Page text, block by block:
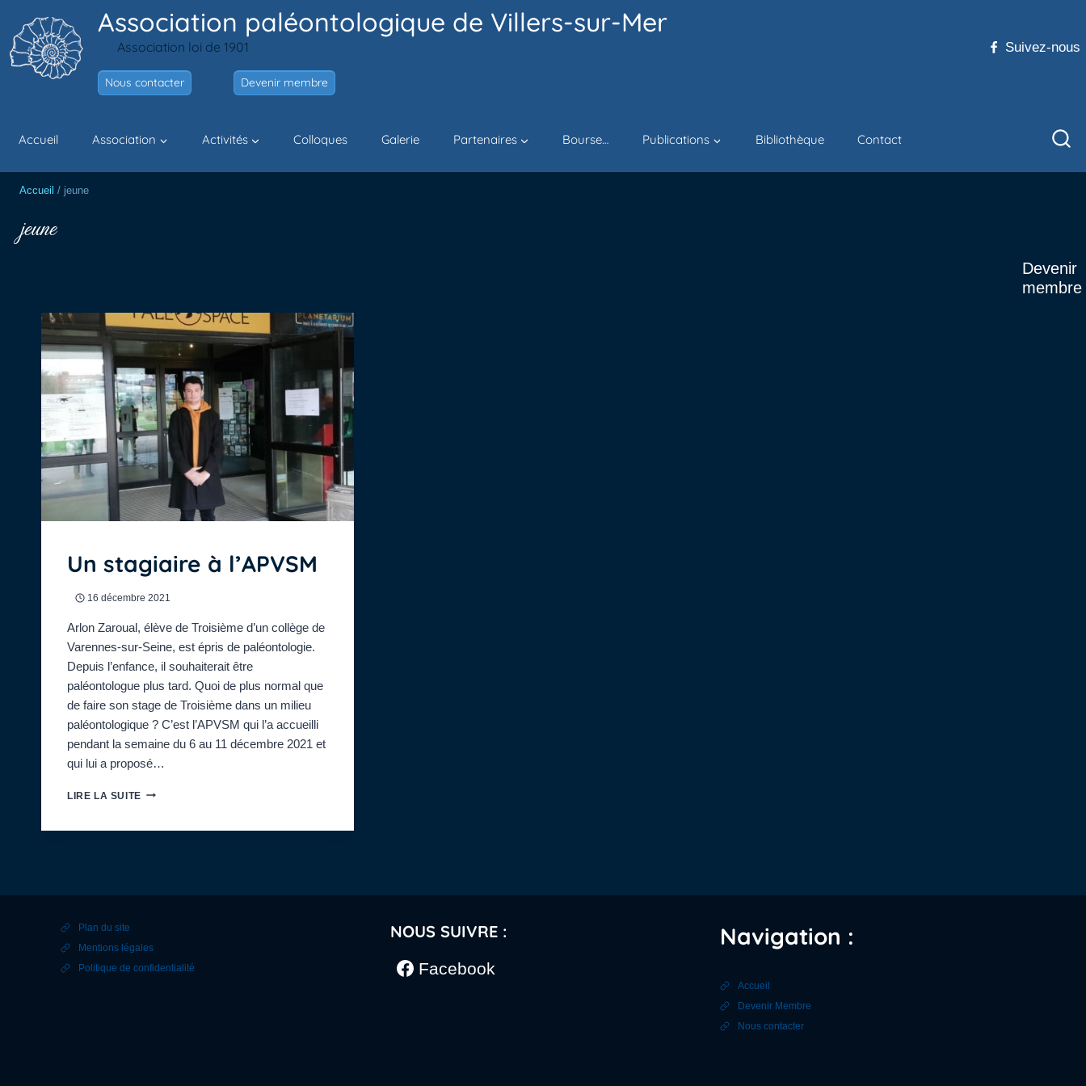
contenu
Association paléontologique de Villers-sur-Mer
Association loi de 1901
Nous contacter Devenir membre
Suivez-nous
Accueil Association Activités Colloques Galerie Partenaires Bourse… Publications Bibliothèque Contact
Devenir
membre
Accueil / jeune
jeune
Un stagiaire à l’APVSM
16 décembre 2021
Arlon Zaroual, élève de Troisième d’un collège de
Varennes-sur-Seine, est épris de paléontologie.
Depuis l’enfance, il souhaiterait être
paléontologue plus tard. Quoi de plus normal que
de faire son stage de Troisième dans un milieu
paléontologique ? C’est l’APVSM qui l’a accueilli
pendant la semaine du 6 au 11 décembre 2021 et
qui lui a proposé…
LIRE LA SUITEUN
Plan du site
Mentions légales
Politique de confidentialité
NOUS SUIVRE :
Facebook
Navigation :
Accueil
Devenir Membre
Nous contacter